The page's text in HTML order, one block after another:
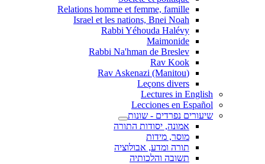
Relations homme et femme, famille
Israel et les nations, Bnei Noah
Rabbi Yéhouda Halévy
Maimonide
Rabbi Na'hman de Breslev
Rav Kook
(Rav Askenazi (Manitou
Leçons divers
Lectures in English
Lecciones en Español
שיעורים נפרדים - שונות
אמונה, יסודות התורה
מוסר, מידות
תורה ומדע, אבולוציה
תשובה והלכותיה